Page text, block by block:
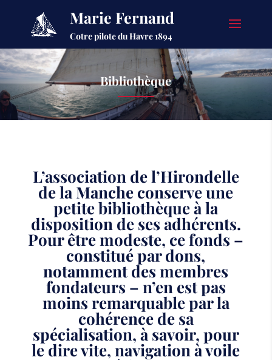
Marie Fernand
Cotre pilote du Havre 1894
Bibliothèque
L’association de l’Hirondelle
de la Manche conserve une
petite bibliothèque à la
disposition de ses adhérents.
Pour être modeste, ce fonds –
constitué par dons,
notamment des membres
fondateurs – n’en est pas
moins remarquable par la
cohérence de sa
spécialisation, à savoir, pour
le dire vite, navigation à voile